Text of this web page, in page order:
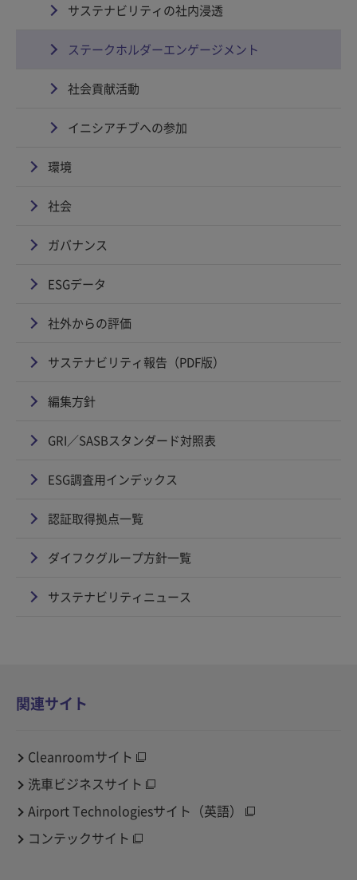
サステナビリティの社内浸透
ステークホルダーエンゲージメント
社会貢献活動
イニシアチブへの参加
環境
社会
ガバナンス
ESGデータ
社外からの評価
サステナビリティ報告（PDF版）
編集方針
GRI／SASBスタンダード対照表
ESG調査用インデックス
認証取得拠点一覧
ダイフクグループ方針一覧
サステナビリティニュース
関連サイト
Cleanroomサイト
洗車ビジネスサイト
Airport Technologiesサイト（英語）
コンテックサイト